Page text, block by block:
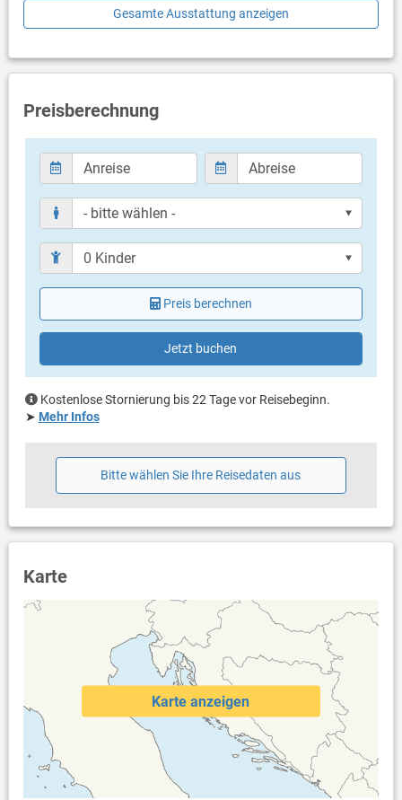
Schlafzimmer mit Doppelbett, Laminat
Badezimmer
Balkon & Terrasse
eigene Terrasse
Bestuhlung
Sonnenschirm
Weitere Informationen
Privater Parkplatz auf dem Grundstück
Haustier nicht erlaubt
Klimaanlage im Preis inklusive
Eigentümer lebt im gleichen Haus
Bettwäsche vorhanden
Handtücher vorhanden
Internet per WLAN
Gesamte Ausstattung anzeigen
Preisberechnung
Preis berechnen
Jetzt buchen
Kostenlose Stornierung bis 22 Tage vor Reisebeginn.
➤ Mehr Infos
Bitte wählen Sie Ihre Reisedaten aus
Karte
Karte anzeigen